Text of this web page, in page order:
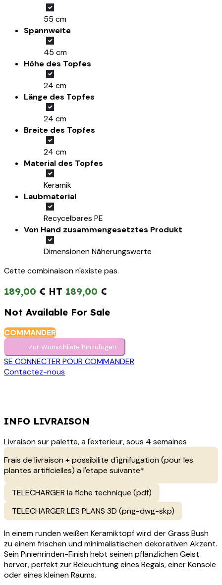
55 cm
Spannweite
45 cm
Höhe des Topfes
24 cm
Länge des Topfes
24 cm
Breite des Topfes
24 cm
Material des Topfes
Keramik
Laubmaterial
Recycelbares PE
Von Hand zusammengesetztes Produkt
Dimensionen Näherungswerte
Cette combinaison n'existe pas.
189,00 € 189,00€
Not Available For Sale
COMMANDER
Zur Wunschliste hinzufügen
SE CONNECTER POUR COMMANDER
Contactez-nous
INFO LIVRAISON
Livraison sur palette, a l'exterieur, sous 4 semaines
Frais de livraison + possibilite d'ignifugation (pour les
plantes artificielles) a l'etape suivante*
TELECHARGER la fiche technique (pdf)
TELECHARGER LES PLANS 3D (png-dwg-skp)
In einem runden weißen Keramiktopf wird der Grass Bush
zu einem frischen und minimalistischen dekorativen Akzent.
Sein Pinienrinden-Finish hebt seinen pflanzlichen Geist
hervor, perfekt zur Beleuchtung eines Regals, einer Konsole
oder eines kleinen Raums.